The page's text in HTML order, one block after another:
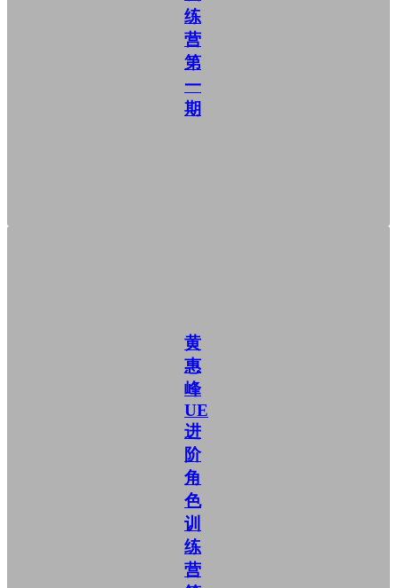
练
营
第
一
期
黄
惠
峰
UE
进
阶
角
色
训
练
营